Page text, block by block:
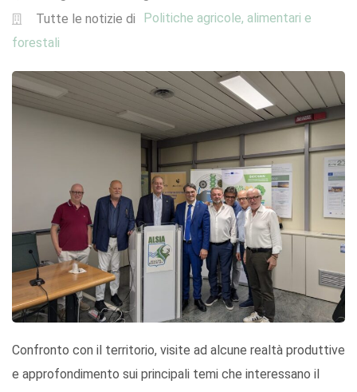
Tutte le notizie di
Politiche agricole, alimentari e
forestali
Confronto con il territorio, visite ad alcune realtà produttive
e approfondimento sui principali temi che interessano il